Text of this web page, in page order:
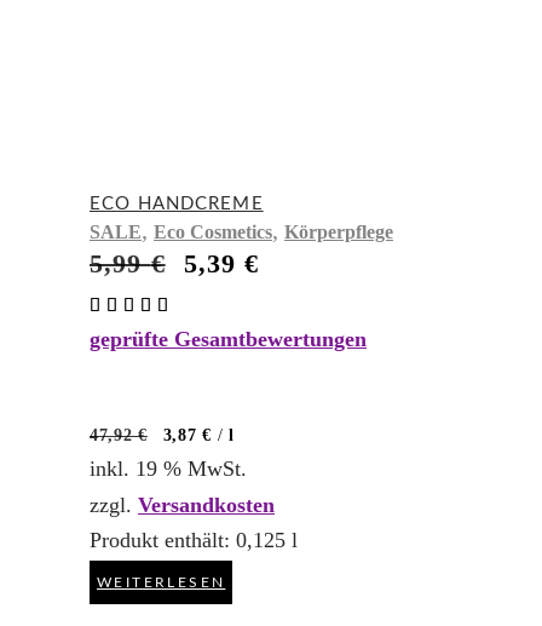
ECO HANDCREME
SALE, Eco Cosmetics, Körperpflege
5,99€
Ursprünglicher
5,99 €
5,39€
5,39 €.
5.00
geprüfte Gesamtbewertungen
47,92€ 3,87€ / l
inkl. 19 % MwSt.
zzgl. Versandkosten
Produkt enthält: 0,125 l
WEITERLESEN